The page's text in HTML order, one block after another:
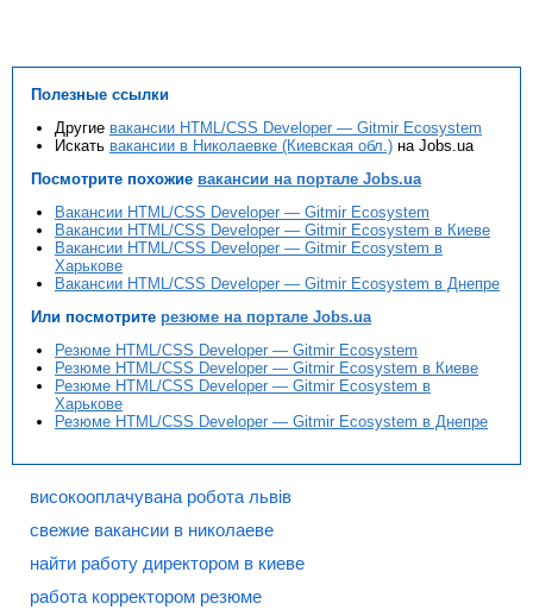
Полезные ссылки
Другие вакансии HTML/CSS Developer — Gitmir Ecosystem
Искать вакансии в Николаевке (Киевская обл.) на Jobs.ua
Посмотрите похожие вакансии на портале Jobs.ua
Вакансии HTML/CSS Developer — Gitmir Ecosystem
Вакансии HTML/CSS Developer — Gitmir Ecosystem в Киеве
Вакансии HTML/CSS Developer — Gitmir Ecosystem в
Харькове
Вакансии HTML/CSS Developer — Gitmir Ecosystem в Днепре
Или посмотрите резюме на портале Jobs.ua
Резюме HTML/CSS Developer — Gitmir Ecosystem
Резюме HTML/CSS Developer — Gitmir Ecosystem в Киеве
Резюме HTML/CSS Developer — Gitmir Ecosystem в
Харькове
Резюме HTML/CSS Developer — Gitmir Ecosystem в Днепре
високооплачувана робота львів
свежие вакансии в николаеве
найти работу директором в киеве
работа корректором резюме